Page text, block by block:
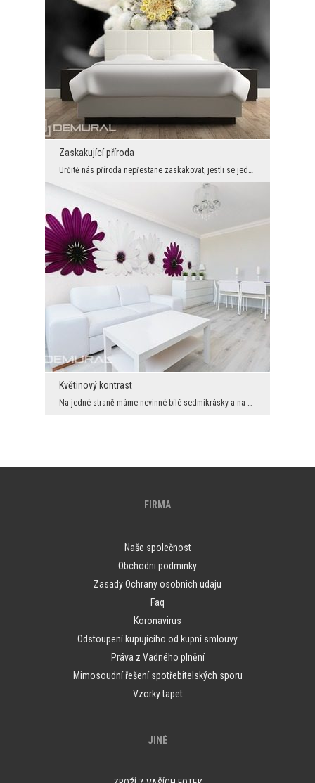
Zaskakující příroda
Určitě nás příroda nepřestane zaskakovat, jestli se jedná o designové možnosti. Dokonalým příklad...
Květinový kontrast
Na jedné straně máme nevinné bílé sedmikrásky a na druhé urputné a vášnivé fialky. A i když se mů...
FIRMA
Naše společnost
Obchodni podminky
Zasady Ochrany osobnich udaju
Faq
Koronavirus
Odstoupení kupujícího od kupní smlouvy
Práva z Vadného plnění
Mimosoudní řešení spotřebitelských sporu
Vzorky tapet
JINÉ